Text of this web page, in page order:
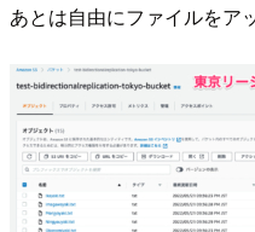
あとは自由にファイルをア